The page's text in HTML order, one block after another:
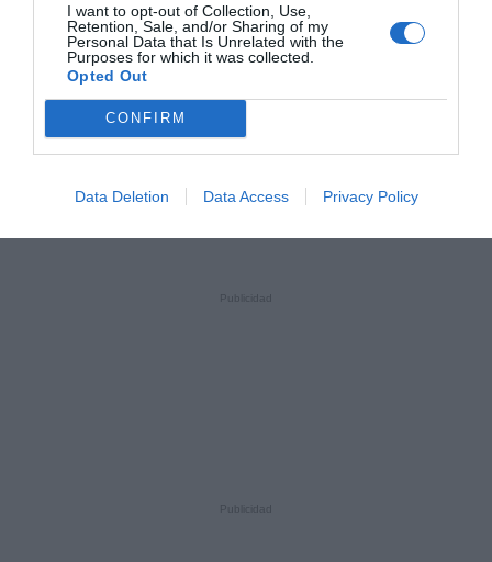
I want to opt-out of Collection, Use,
Retention, Sale, and/or Sharing of my
Personal Data that Is Unrelated with the
Purposes for which it was collected.
Opted Out
CONFIRM
Data Deletion Data Access Privacy Policy